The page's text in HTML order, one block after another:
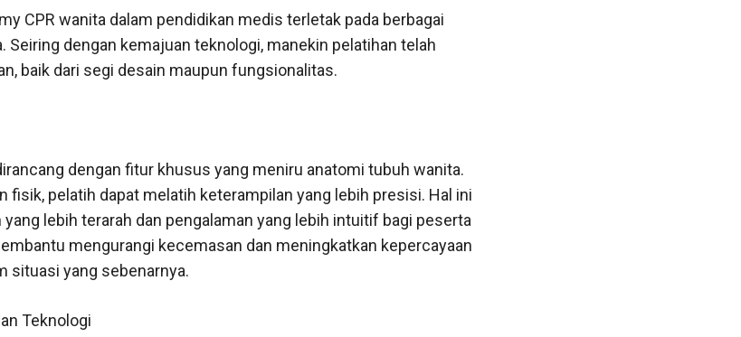
CPR wanita dalam pendidikan medis terletak pada berbagai
Seiring dengan kemajuan teknologi, manekin pelatihan telah
baik dari segi desain maupun fungsionalitas.
dengan fitur khusus yang meniru anatomi tubuh wanita.
fisik, pelatih dapat melatih keterampilan yang lebih presisi. Hal ini
lebih terarah dan pengalaman yang lebih intuitif bagi peserta
mengurangi kecemasan dan meningkatkan kepercayaan
situasi yang sebenarnya.
Teknologi